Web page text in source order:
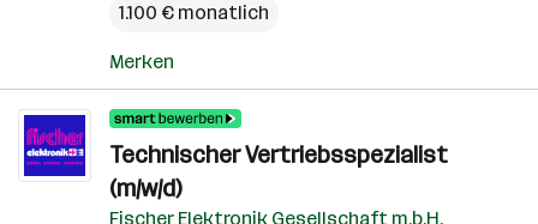
1.100 € monatlich
Merken
Technischer Vertriebsspezialist
(m/w/d)
Fischer Elektronik Gesellschaft m.b.H.